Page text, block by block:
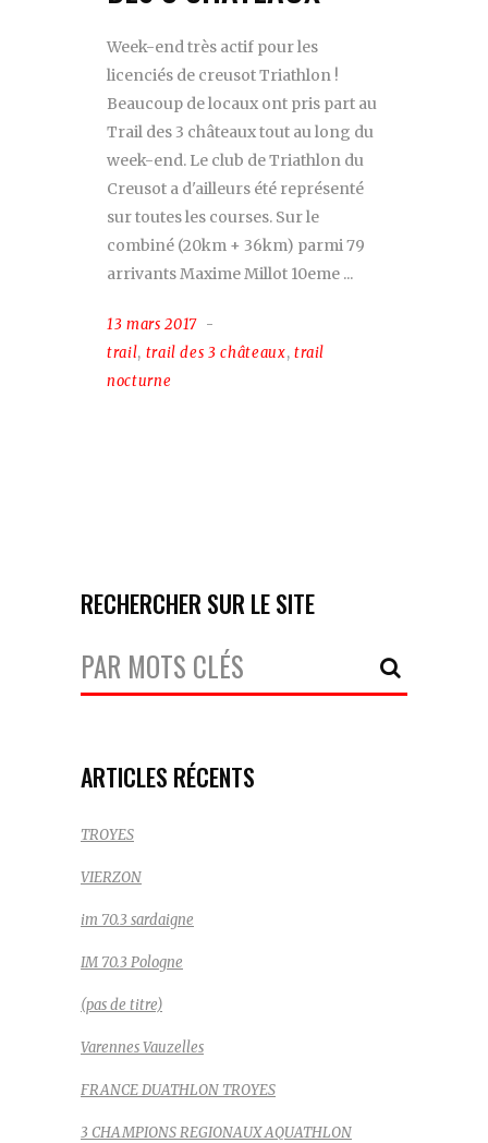
Week-end très actif pour les
licenciés de creusot Triathlon !
Beaucoup de locaux ont pris part au
Trail des 3 châteaux tout au long du
week-end. Le club de Triathlon du
Creusot a d'ailleurs été représenté
sur toutes les courses. Sur le
combiné (20km + 36km) parmi 79
arrivants Maxime Millot 10eme
13 mars 2017
trail, trail des 3 châteaux, trail
nocturne
RECHERCHER SUR LE SITE
Votre
Recherche:
ARTICLES RÉCENTS
TROYES
VIERZON
im 70.3 sardaigne
IM 70.3 Pologne
(pas de titre)
Varennes Vauzelles
FRANCE DUATHLON TROYES
3 CHAMPIONS REGIONAUX AQUATHLON